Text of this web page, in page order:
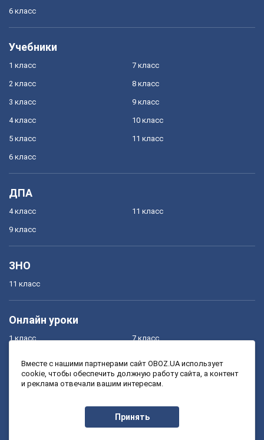
6 класс
Учебники
1 класс
2 класс
3 класс
4 класс
5 класс
6 класс
7 класс
8 класс
9 класс
10 класс
11 класс
ДПА
4 класс
9 класс
11 класс
ЗНО
11 класс
Онлайн уроки
1 класс
3 класс
7 класс
9 класс
Вместе с нашими партнерами сайт OBOZ.UA использует
cookie, чтобы обеспечить должную работу сайта, а контент
и реклама отвечали вашим интересам.
Принять